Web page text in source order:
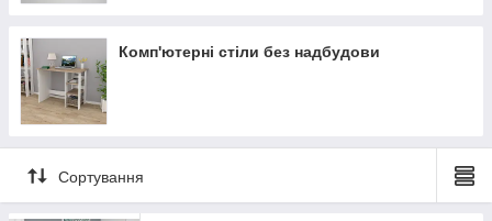
Комп'ютерні стіли без надбудови
Сортування